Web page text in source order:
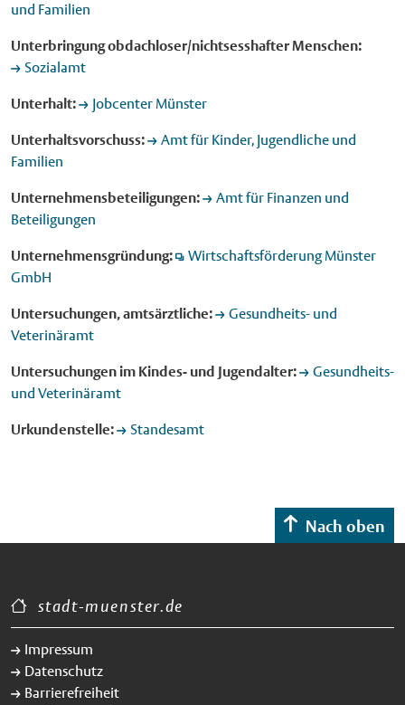
und Familien
Unterbringung obdachloser/nichtsesshafter Menschen:
Sozialamt
Unterhalt: Jobcenter Münster
Unterhaltsvorschuss:
Amt für Kinder, Jugendliche und
Familien
Unternehmensbeteiligungen:
Amt für Finanzen und
Beteiligungen
Unternehmensgründung:
Wirtschaftsförderung Münster
GmbH
Untersuchungen, amtsärztliche:
Gesundheits- und
Veterinäramt
Untersuchungen im Kindes- und Jugendalter:
Gesundheits-
und Veterinäramt
Urkundenstelle: Standesamt
Nach oben
stadt-muenster.de
Impressum
Datenschutz
Barrierefreiheit